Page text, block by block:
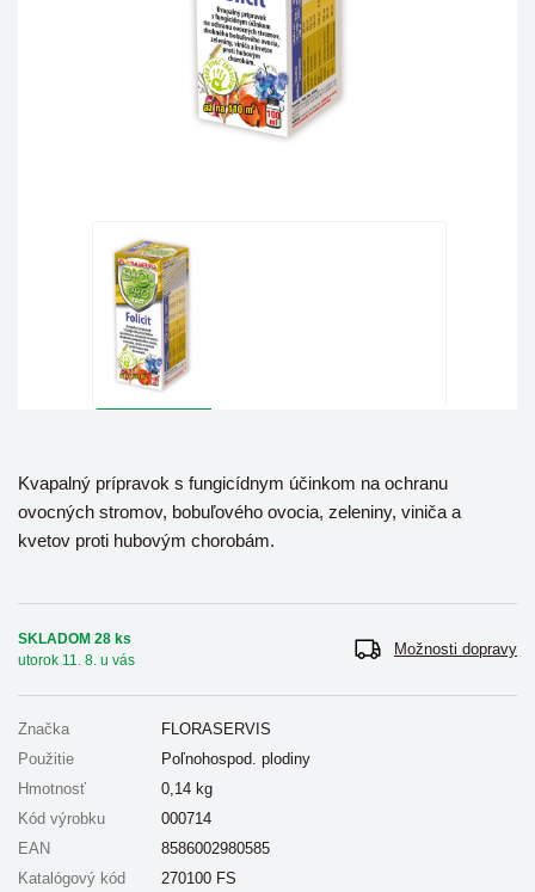
Kvapalný prípravok s fungicídnym účinkom na ochranu
ovocných stromov, bobuľového ovocia, zeleniny, viniča a
kvetov proti hubovým chorobám.
SKLADOM 28 ks
utorok 11. 8. u vás
Možnosti dopravy
Značka
FLORASERVIS
Použitie
Poľnohospod. plodiny
Hmotnosť
0,14 kg
Kód výrobku
000714
EAN
8586002980585
Katalógový kód
270100 FS